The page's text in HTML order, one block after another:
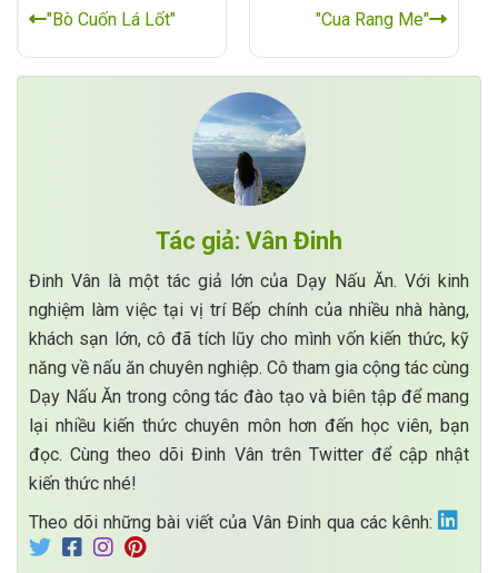
"Bò Cuốn Lá Lốt"
"Cua Rang Me"
Tác giả: Vân Đinh
Đinh Vân là một tác giả lớn của Dạy Nấu Ăn. Với kinh
nghiệm làm việc tại vị trí Bếp chính của nhiều nhà hàng,
khách sạn lớn, cô đã tích lũy cho mình vốn kiến thức, kỹ
năng về nấu ăn chuyên nghiệp. Cô tham gia cộng tác cùng
Dạy Nấu Ăn trong công tác đào tạo và biên tập để mang
lại nhiều kiến thức chuyên môn hơn đến học viên, bạn
đọc. Cùng theo dõi Đinh Vân trên Twitter để cập nhật
kiến thức nhé!
Theo dõi những bài viết của Vân Đinh qua các kênh: